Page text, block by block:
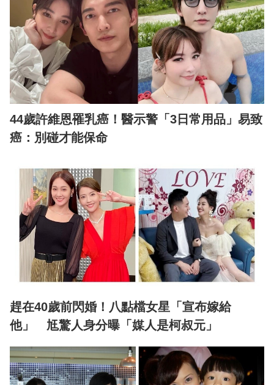
44歲許維恩罹乳癌！醫示警「3日常用品」易致
癌：別碰才能保命
趕在40歲前閃婚！八點檔女星「宣布嫁給
他」 尪驚人身分曝「媒人是柯叔元」